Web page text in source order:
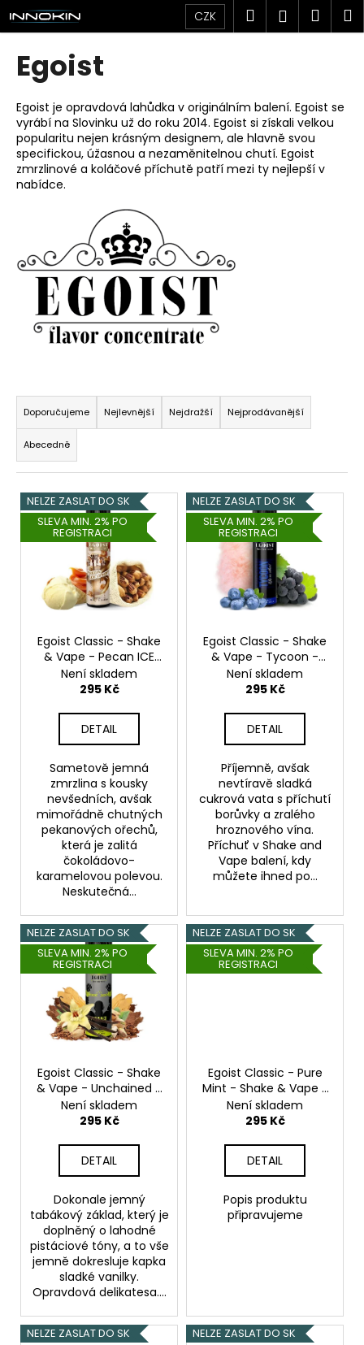
Přejít
na
obsah
CZK Hledat
Egoist
Egoist je opravdová lahůdka v originálním balení. Egoist se
vyrábí na Slovinku už do roku 2014. Egoist si získali velkou
popularitu nejen krásným designem, ale hlavně svou
specifickou, úžasnou a nezaměnitelnou chutí. Egoist
zmrzlinové a koláčové příchutě patří mezi ty nejlepší v
nabídce.
Ř
a
z
e
n
í
p
r
Doporučujeme Nejlevnější Nejdražší Nejprodávanější
Abecedně
V
ý
p
NELZE ZASLAT DO SK
SLEVA MIN. 2% PO
REGISTRACI
Egoist Classic - Shake
& Vape - Pecan ICE
Cream - 20ml
Není skladem
295 Kč
DETAIL
Sametově jemná
zmrzlina s kousky
nevšedních, avšak
mimořádně chutných
pekanových ořechů,
která je zalitá
čokoládovo-
karamelovou polevou.
Neskutečná...
NELZE ZASLAT DO SK
SLEVA MIN. 2% PO
REGISTRACI
Egoist Classic - Shake
& Vape - Tycoon -
20ml
Není skladem
295 Kč
DETAIL
Příjemně, avšak
nevtíravě sladká
cukrová vata s příchutí
borůvky a zralého
hroznového vína.
Příchuť v Shake and
Vape balení, kdy
můžete ihned po...
NELZE ZASLAT DO SK
SLEVA MIN. 2% PO
REGISTRACI
Egoist Classic - Shake
& Vape - Unchained -
20ml
Není skladem
295 Kč
DETAIL
Dokonale jemný
tabákový základ, který je
doplněný o lahodné
pistáciové tóny, a to vše
jemně dokresluje kapka
sladké vanilky.
Opravdová delikatesa....
NELZE ZASLAT DO SK
SLEVA MIN. 2% PO
REGISTRACI
Egoist Classic - Pure
Mint - Shake & Vape -
20ml
Není skladem
295 Kč
DETAIL
Popis produktu
připravujeme
NELZE ZASLAT DO SK
NELZE ZASLAT DO SK
K
o
o
p
o
t
ř
u
j
j
í
t
?
BAR
20MG
CHERRY
(TŘEŠEŇ)